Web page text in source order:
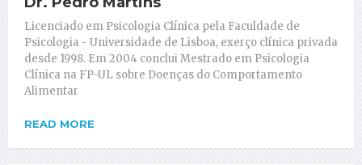
Licenciado em Psicologia Clínica pela Faculdade de
Psicologia - Universidade de Lisboa, exerço clínica privada
desde 1998. Em 2004 conclui Mestrado em Psicologia
Clínica na FP-UL sobre Doenças do Comportamento
Alimentar
READ MORE